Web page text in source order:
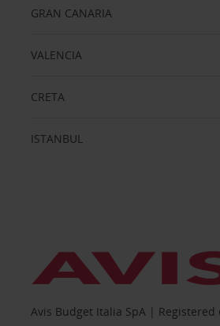
GRAN CANARIA
VALENCIA
CRETA
ISTANBUL
Avis Budget Italia SpA | Registered